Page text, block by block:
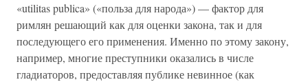
«utilitas publica» («польза для народа») — фактор для
римлян решающий как для оценки закона, так и для
последующего его применения. Именно по этому закону,
например, многие преступники оказались в числе
гладиаторов, предоставляя публике невинное (как